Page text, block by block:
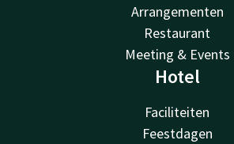
Arrangementen
Restaurant
Meeting & Events
Hotel
Faciliteiten
Feestdagen